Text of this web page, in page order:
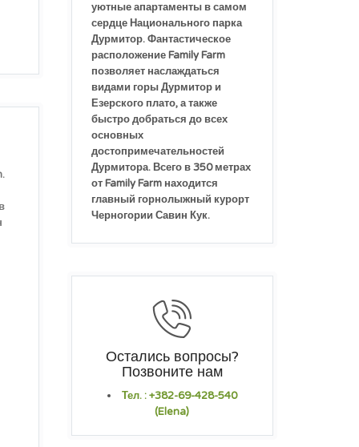
уютные апартаменты в самом
сердце Национального парка
Дурмитор. Фантастическое
расположение Family Farm
позволяет наслаждаться
видами горы Дурмитор и
Езерского плато, а также
быстро добраться до всех
основных
достопримечательностей
Дурмитора. Всего в 350 метрах
от Family Farm находится
главный горнолыжный курорт
Черногории Савин Кук.
Остались вопросы?
Позвоните нам
Тел. : +382-69-428-540
(Elena)